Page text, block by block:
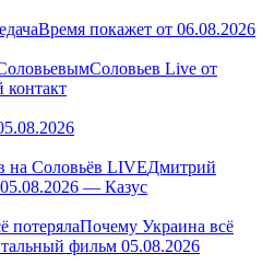
Время покажет от 06.08.2026
Соловьев Live от
Дмитрий
— Казус
Почему Украина всё
фильм 05.08.2026